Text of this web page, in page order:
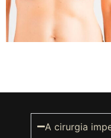
A cirurgia